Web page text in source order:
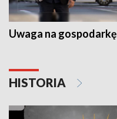
Uwaga na gospodarkę
HISTORIA